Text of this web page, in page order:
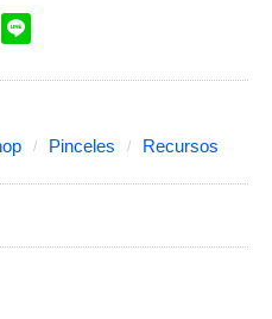
Pinceles Recursos